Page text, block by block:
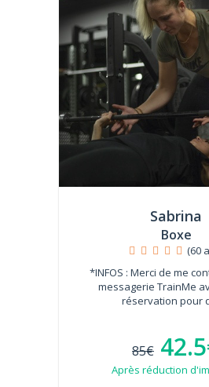
Sabrina
Boxe
(60
*INFOS : Merci de me
messagerie TrainMe
réservation pour
85€
Après réduction